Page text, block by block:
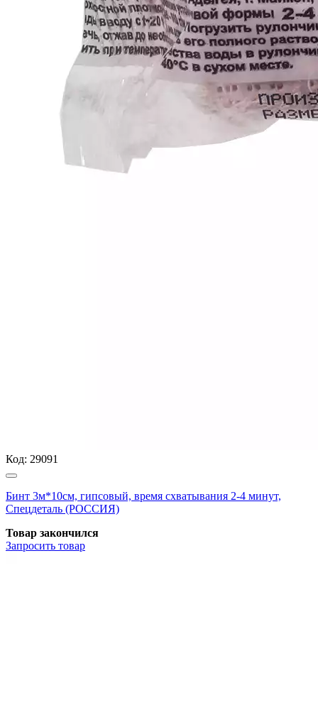
Код: 29091
Бинт 3м*10см, гипсовый, время схватывания 2-4 минут,
Спецдеталь (РОССИЯ)
Товар закончился
Запросить товар